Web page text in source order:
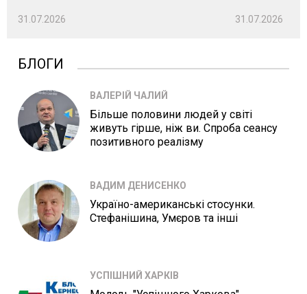
31.07.2026 31.07.2026
БЛОГИ
ВАЛЕРІЙ ЧАЛИЙ
Більше половини людей у світі
живуть гірше, ніж ви. Спроба сеансу
позитивного реалізму
ВАДИМ ДЕНИСЕНКО
Україно-американські стосунки.
Стефанішина, Умєров та інші
УСПІШНИЙ ХАРКІВ